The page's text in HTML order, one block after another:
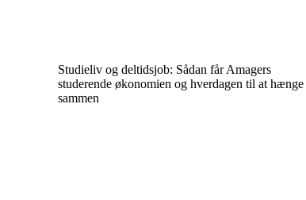
Studieliv og deltidsjob: Sådan får Amagers
studerende økonomien og hverdagen til at hænge
sammen